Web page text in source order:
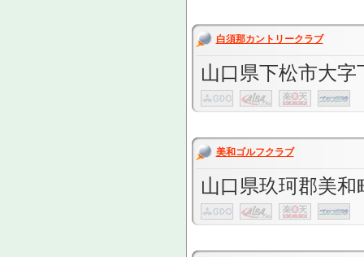
白須那カントリークラブ
山口県下松市大字
美和ゴルフクラブ
山口県玖珂郡美和